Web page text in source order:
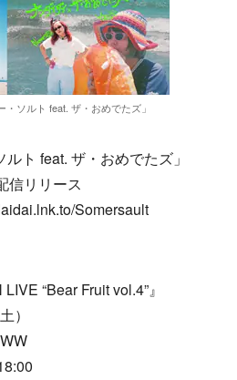
・ソルト feat. ザ・おめでたズ」
ト feat. ザ・おめでたズ」
信リリース
Somersault
“Bear Fruit vol.4”』
）